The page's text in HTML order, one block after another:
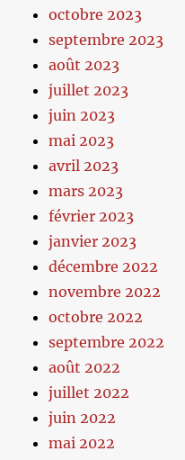
octobre 2023
septembre 2023
août 2023
juillet 2023
juin 2023
mai 2023
avril 2023
mars 2023
février 2023
janvier 2023
décembre 2022
novembre 2022
octobre 2022
septembre 2022
août 2022
juillet 2022
juin 2022
mai 2022